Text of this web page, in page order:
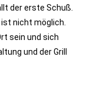
der erste Schuß.
nicht möglich.
sein und sich
und der Grill